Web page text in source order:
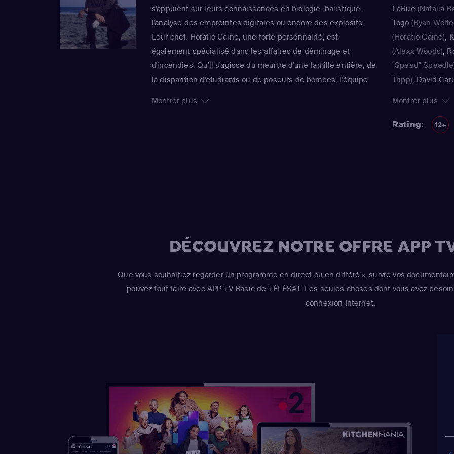
s'appuient sur leurs connaissances en biologie, balistique,
l'analyse des empreintes digitales ou encore des explosifs.
Leur chef, Horatio Caine, une forte personnalité, est
également spécialisé dans les affaires de déminage et
d'incendies. Qu'il s'agisse du meurtre d'une famille entière, de
la disparition d'étudiants ou de poseurs de bombes, l'équipe
saisons, cette efficace série a reçu un Emmy Award en 2003.
Montrer plus
LaRue (Natalia
Togo (Ryan
(Horatio Caine),
(Alexx Woods),
"Speed"
Tripp), David
Simmons)
Salas),Khandi
docteur Alexx
Robert Parks-
Montrer plus
Rating: 12+
DÉCOUVREZ NOTRE OFFRE APP
Que vous souhaitiez regarder un programme en direct ou en différé 3, suivre vos
pouvez tout faire avec APP TV Basic de TÉLÉSAT. Les seules choses dont vous avez
connexion Internet.